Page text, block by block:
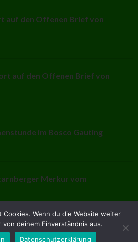
auf den Offenen Brief von
auf den Offenen Brief von
im Bosco Gauting
Merkur vom
Cookies. Wenn du die Website weiter
deinem Einverständnis aus.
Datenschutzerklärung